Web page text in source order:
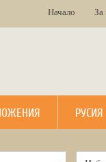
Начало За
РУСИЯ